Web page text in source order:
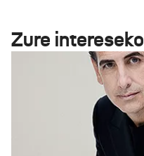
Zure